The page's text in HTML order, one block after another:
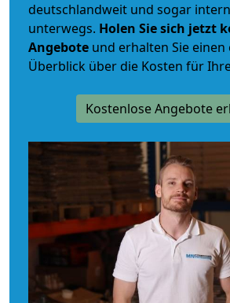
deutschlandweit und sogar
unterwegs. Holen Sie sich jetzt
Angebote und erhalten Sie einen
Überblick über die Kosten für
Kostenlose Angebote